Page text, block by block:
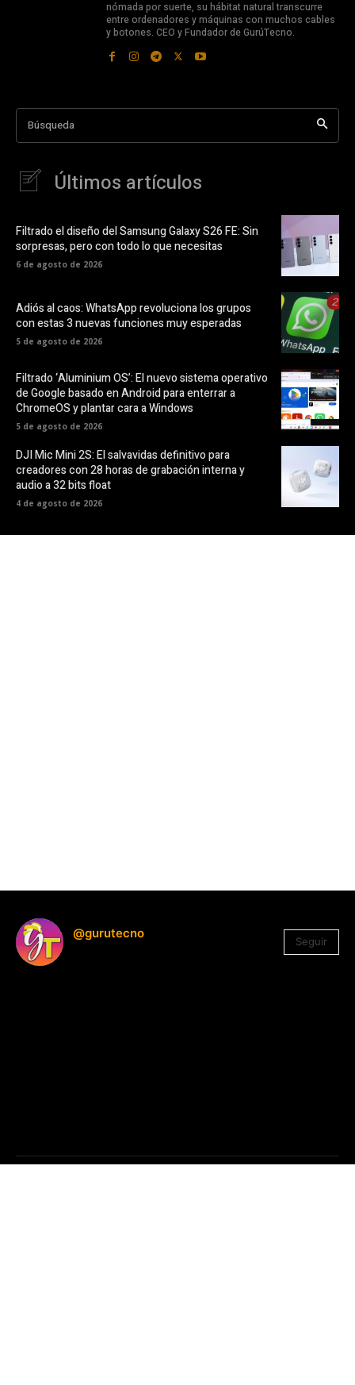
nómada por suerte, su hábitat natural transcurre
entre ordenadores y máquinas con muchos cables
y botones. CEO y Fundador de GurúTecno.
Búsqueda
Últimos artículos
Filtrado el diseño del Samsung Galaxy S26 FE: Sin
sorpresas, pero con todo lo que necesitas
6 de agosto de 2026
Adiós al caos: WhatsApp revoluciona los grupos
con estas 3 nuevas funciones muy esperadas
5 de agosto de 2026
Filtrado ‘Aluminium OS’: El nuevo sistema operativo
de Google basado en Android para enterrar a
ChromeOS y plantar cara a Windows
5 de agosto de 2026
DJI Mic Mini 2S: El salvavidas definitivo para
creadores con 28 horas de grabación interna y
audio a 32 bits float
4 de agosto de 2026
@gurutecno
Seguir